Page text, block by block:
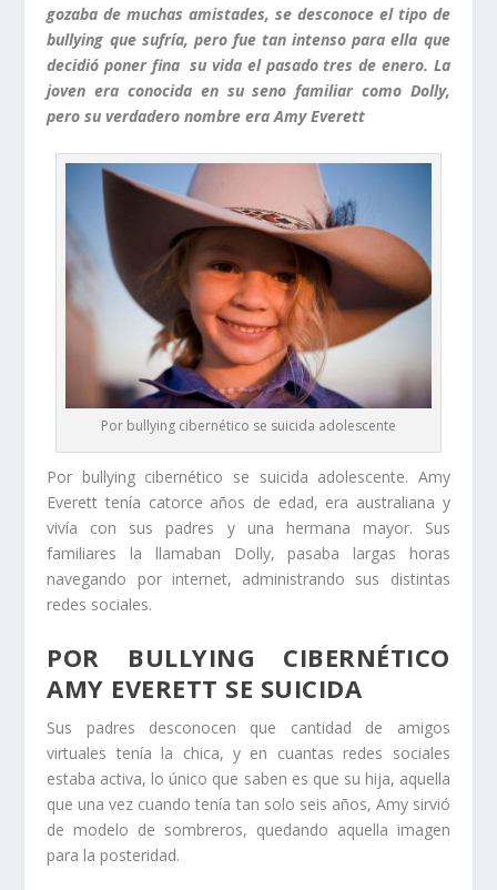
gozaba de muchas amistades, se desconoce el tipo de
bullying que sufría, pero fue tan intenso para ella que
decidió poner fina su vida el pasado tres de enero. La
joven era conocida en su seno familiar como Dolly,
pero su verdadero nombre era Amy Everett
Por bullying cibernético se suicida adolescente
Por bullying cibernético se suicida adolescente. Amy
Everett tenía catorce años de edad, era australiana y
vivía con sus padres y una hermana mayor. Sus
familiares la llamaban Dolly, pasaba largas horas
navegando por internet, administrando sus distintas
redes sociales.
POR BULLYING CIBERNÉTICO
AMY EVERETT SE SUICIDA
Sus padres desconocen que cantidad de amigos
virtuales tenía la chica, y en cuantas redes sociales
estaba activa, lo único que saben es que su hija, aquella
que una vez cuando tenía tan solo seis años, Amy sirvió
de modelo de sombreros, quedando aquella imagen
para la posteridad.